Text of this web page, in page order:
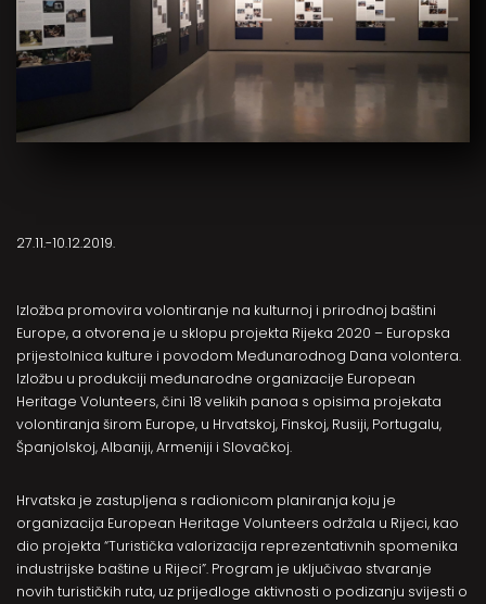
27.11.-10.12.2019.
Izložba promovira volontiranje na kulturnoj i prirodnoj baštini
Europe, a otvorena je u sklopu projekta Rijeka 2020 – Europska
prijestolnica kulture i povodom Međunarodnog Dana volontera.
Izložbu u produkciji međunarodne organizacije European
Heritage Volunteers, čini 18 velikih panoa s opisima projekata
volontiranja širom Europe, u Hrvatskoj, Finskoj, Rusiji, Portugalu,
Španjolskoj, Albaniji, Armeniji i Slovačkoj.
Hrvatska je zastupljena s radionicom planiranja koju je
organizacija European Heritage Volunteers održala u Rijeci, kao
dio projekta “Turistička valorizacija reprezentativnih spomenika
industrijske baštine u Rijeci”. Program je uključivao stvaranje
novih turističkih ruta, uz prijedloge aktivnosti o podizanju svijesti o